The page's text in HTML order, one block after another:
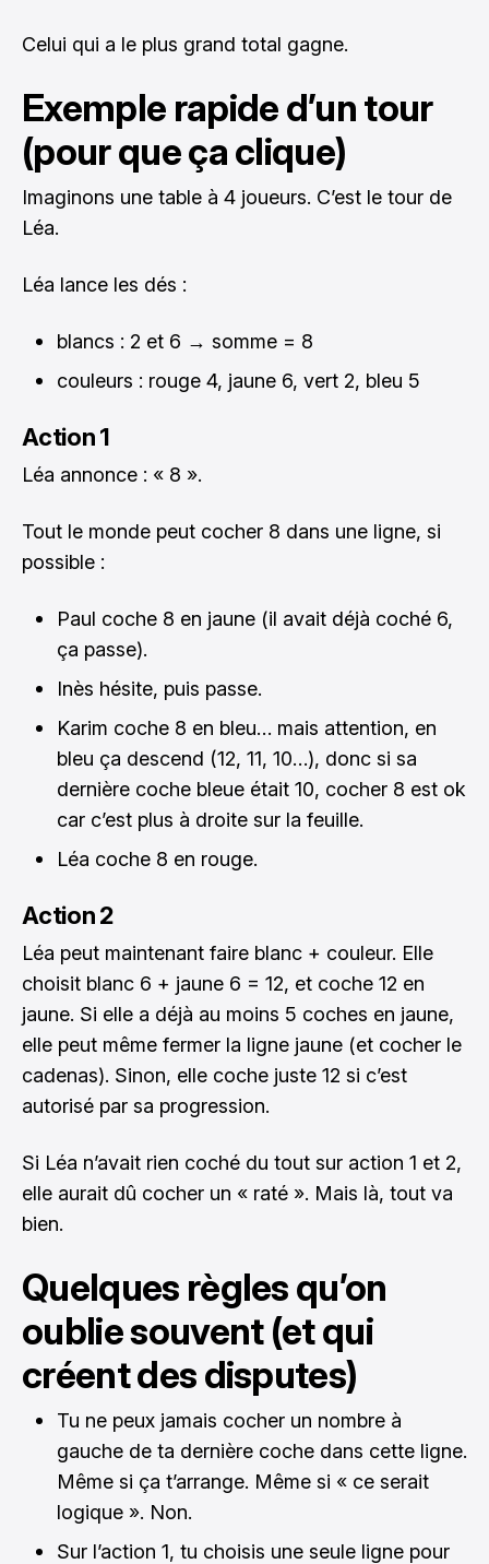
Celui qui a le plus grand total gagne.
Exemple rapide d’un tour
(pour que ça clique)
Imaginons une table à 4 joueurs. C’est le tour de
Léa.
Léa lance les dés :
blancs : 2 et 6 → somme = 8
couleurs : rouge 4, jaune 6, vert 2, bleu 5
Action 1
Léa annonce : « 8 ».
Tout le monde peut cocher 8 dans une ligne, si
possible :
Paul coche 8 en jaune (il avait déjà coché 6,
ça passe).
Inès hésite, puis passe.
Karim coche 8 en bleu… mais attention, en
bleu ça descend (12, 11, 10…), donc si sa
dernière coche bleue était 10, cocher 8 est ok
car c’est plus à droite sur la feuille.
Léa coche 8 en rouge.
Action 2
Léa peut maintenant faire blanc + couleur. Elle
choisit blanc 6 + jaune 6 = 12, et coche 12 en
jaune. Si elle a déjà au moins 5 coches en jaune,
elle peut même fermer la ligne jaune (et cocher le
cadenas). Sinon, elle coche juste 12 si c’est
autorisé par sa progression.
Si Léa n’avait rien coché du tout sur action 1 et 2,
elle aurait dû cocher un « raté ». Mais là, tout va
bien.
Quelques règles qu’on
oublie souvent (et qui
créent des disputes)
Tu ne peux jamais cocher un nombre à
gauche de ta dernière coche dans cette ligne.
Même si ça t’arrange. Même si « ce serait
logique ». Non.
Sur l’action 1, tu choisis une seule ligne pour